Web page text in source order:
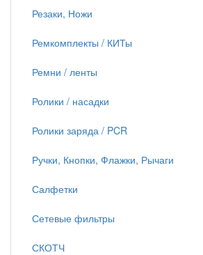
Резаки, Ножи
Ремкомплекты / КИТы
Ремни / ленты
Ролики / насадки
Ролики заряда / PCR
Ручки, Кнопки, Флажки, Рычаги
Салфетки
Сетевые фильтры
СКОТЧ